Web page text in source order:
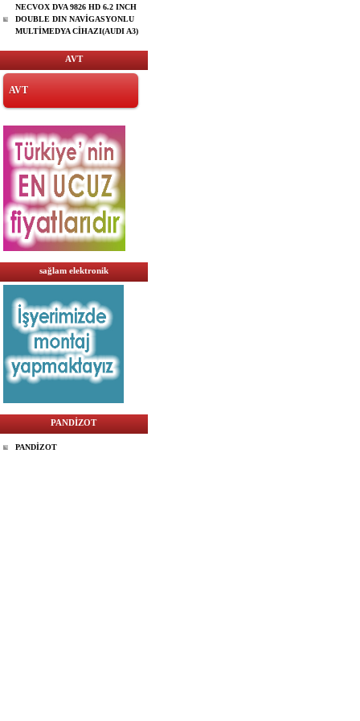
NECVOX DVA 9826 HD 6.2 INCH
DOUBLE DIN NAVİGASYONLU
MULTİMEDYA CİHAZI(AUDI A3)
AVT
AVT
sağlam elektronik
PANDİZOT
PANDİZOT